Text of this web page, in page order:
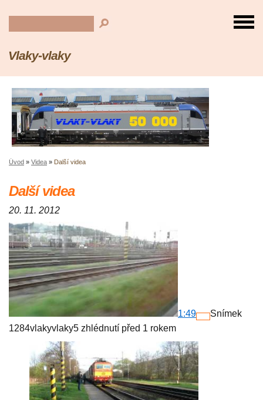
Vlaky-vlaky
Úvod » Videa » Další videa
Další videa
20. 11. 2012
1:49
Snímek
1284vlakyvlaky5 zhlédnutí před 1 rokem